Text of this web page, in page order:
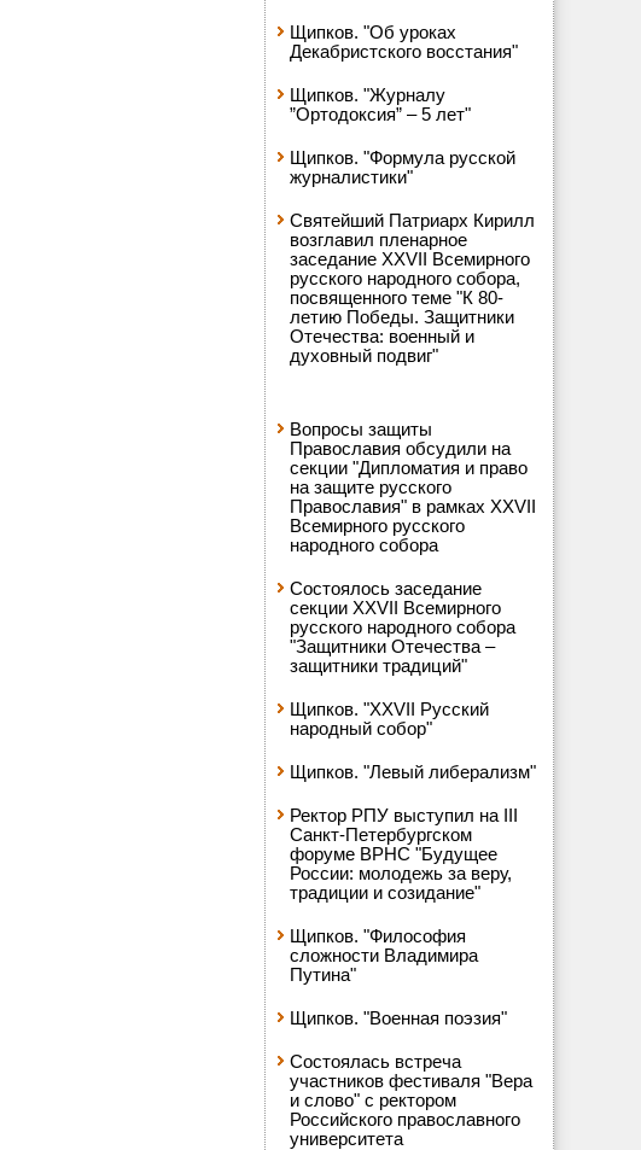
Щипков. "Об уроках
Декабристского восстания"
Щипков. "Журналу
”Ортодоксия” – 5 лет"
Щипков. "Формула русской
журналистики"
Святейший Патриарх Кирилл
возглавил пленарное
заседание XXVII Всемирного
русского народного собора,
посвященного теме "К 80-
летию Победы. Защитники
Отечества: военный и
духовный подвиг"
Вопросы защиты
Православия обсудили на
секции "Дипломатия и право
на защите русского
Православия" в рамках XXVII
Всемирного русского
народного собора
Состоялось заседание
секции XXVII Всемирного
русского народного собора
"Защитники Отечества –
защитники традиций"
Щипков. "XXVII Русский
народный собор"
Щипков. "Левый либерализм"
Ректор РПУ выступил на III
Санкт-Петербургском
форуме ВРНС "Будущее
России: молодежь за веру,
традиции и созидание"
Щипков. "Философия
сложности Владимира
Путина"
Щипков. "Военная поэзия"
Состоялась встреча
участников фестиваля "Вера
и слово" с ректором
Российского православного
университета